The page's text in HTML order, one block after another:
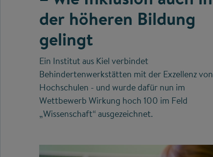
der höheren Bildung
gelingt
Ein Institut aus Kiel verbindet
Behindertenwerkstätten mit der Exzellenz von
Hochschulen - und wurde dafür nun im
Wettbewerb Wirkung hoch 100 im Feld
„Wissenschaft“ ausgezeichnet.